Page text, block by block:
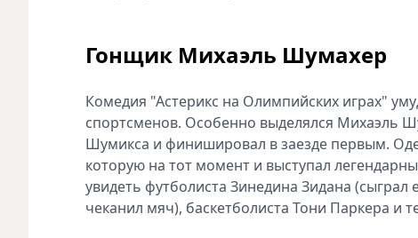
Гонщик Михаэль Шумахер
Комедия "Астерикс на Олимпийских играх"
спортсменов. Особенно выделялся Михаэль
Шумикса и финишировал в заезде первым.
которую на тот момент и выступал
увидеть футболиста Зинедина Зидана
чеканил мяч), баскетболиста Тони Паркера и